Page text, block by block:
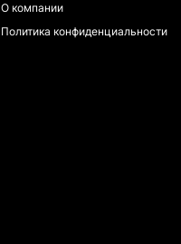
О компании
Политика конфиденциальности